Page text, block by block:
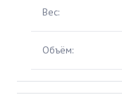
Вес:
Объём: